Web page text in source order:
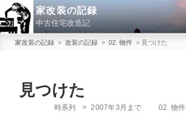
コ
ン
家改装の記録
中古住宅改造記
家改装の記録 > 改装の記録 > 02. 物件 > 見つけた
見つけた
時系列 > 2007年3月まで
カ
02. 物件